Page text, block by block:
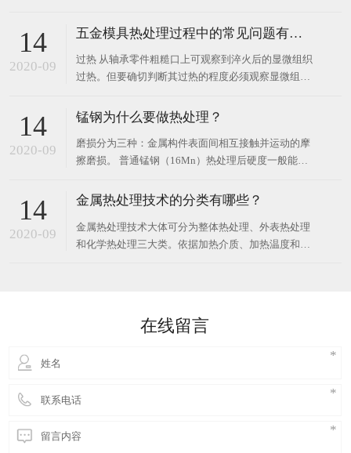
理从诞生到目前，受到了快速发展。接踵泛起了气
起了真空渗碳，渗氮、渗硼以及连续真空热处理等技
术。真空热处理
14
2020-09
五金模具热处理过程中的常见问题有哪些？
过热 从轴承零件粗糙口上可观察到淬火后的显微组织
过热。但要确切判断其过热的程度必须观察显微组
则为淬火过热组织。形成原因可能是淬火加热温度过
原始组织带状碳化物严重，在两带之间的低碳区形成
局部马氏体
14
2020-09
锰钢为什么要做热处理？
磨损分为三种：金属构件表面间相互接触并运动的摩
擦磨损。 普通锰钢（16Mn）热处理后硬度一般能达
非金属物料打击金属表面的磨料磨损和流动气体或液
为主、变形，主要用于需要承受冲击，材料本身和工
况条件
14
2020-09
金属热处理技术的分类有哪些？
金属热处理技术大体可分为整体热处理、外表热处理
和化学热处理三大类。依据加热介质、加热温度和冷
杂乱，因而钢铁热处理
在线留言